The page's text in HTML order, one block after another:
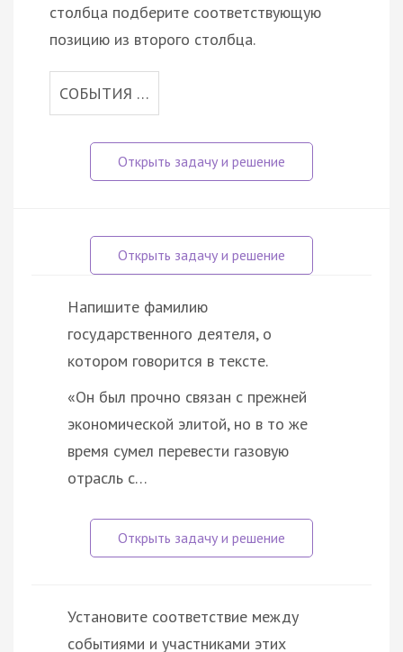
столбца подберите соответствующую
позицию из второго столбца.
СОБЫТИЯ …
Напишите фамилию
государственного деятеля, о
котором говорится в тексте.
«Он был прочно связан с прежней
экономической элитой, но в то же
время сумел перевести газовую
отрасль с…
Установите соответствие между
событиями и участниками этих